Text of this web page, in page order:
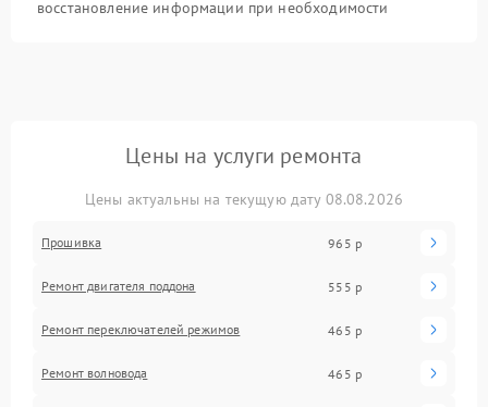
восстановление информации при необходимости
Цены на услуги ремонта
Цены актуальны на текущую дату 08.08.2026
Прошивка 965 р
Ремонт двигателя поддона 555 р
Ремонт переключателей режимов 465 р
Ремонт волновода 465 р